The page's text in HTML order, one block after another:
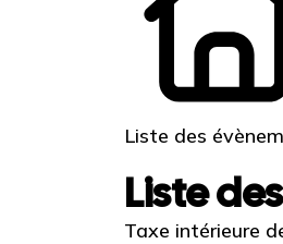
Liste des
Liste
Taxe intérieure